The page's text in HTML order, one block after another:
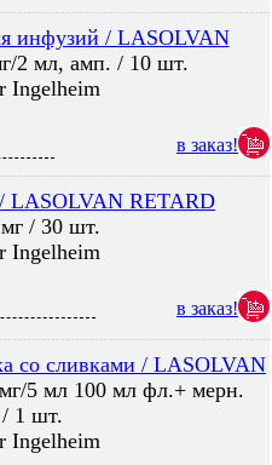
инфузий / LASOLVAN
2 мл, амп. / 10 шт.
Ingelheim
в заказ!
RETARD
/ 30 шт.
Ingelheim
в заказ!
со сливками / LASOLVAN
5 мл 100 мл фл.+ мерн.
1 шт.
Ingelheim